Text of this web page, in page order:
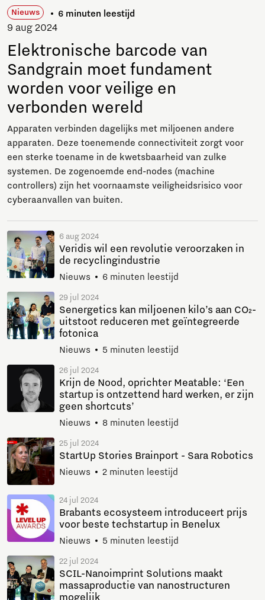
Nieuws 6 minuten leestijd
9 aug 2024
Elektronische barcode van
Sandgrain moet fundament
worden voor veilige en
verbonden wereld
Apparaten verbinden dagelijks met miljoenen andere
apparaten. Deze toenemende connectiviteit zorgt voor
een sterke toename in de kwetsbaarheid van zulke
systemen. De zogenoemde end-nodes (machine
controllers) zijn het voornaamste veiligheidsrisico voor
cyberaanvallen van buiten.
6 aug 2024
Veridis wil een revolutie veroorzaken in
de recyclingindustrie
Nieuws 6 minuten leestijd
29 jul 2024
Senergetics kan miljoenen kilo’s aan CO₂-
uitstoot reduceren met geïntegreerde
fotonica
Nieuws 5 minuten leestijd
26 jul 2024
Krijn de Nood, oprichter Meatable: ‘Een
startup is ontzettend hard werken, er zijn
geen shortcuts’
Nieuws 8 minuten leestijd
25 jul 2024
StartUp Stories Brainport - Sara Robotics
Nieuws 2 minuten leestijd
24 jul 2024
Brabants ecosysteem introduceert prijs
voor beste techstartup in Benelux
Nieuws 5 minuten leestijd
22 jul 2024
SCIL-Nanoimprint Solutions maakt
massaproductie van nanostructuren